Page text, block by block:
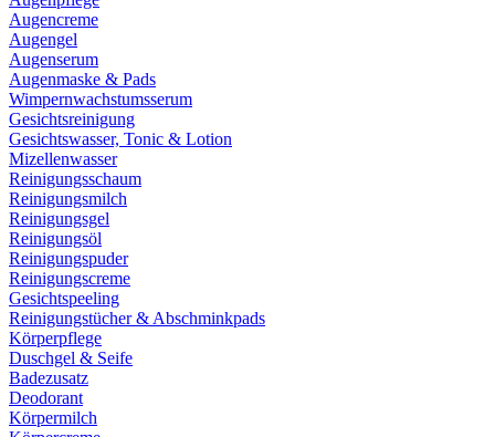
Augencreme
Augengel
Augenserum
Augenmaske & Pads
Wimpernwachstumsserum
Gesichtsreinigung
Gesichtswasser, Tonic & Lotion
Mizellenwasser
Reinigungsschaum
Reinigungsmilch
Reinigungsgel
Reinigungsöl
Reinigungspuder
Reinigungscreme
Gesichtspeeling
Reinigungstücher & Abschminkpads
Körperpflege
Duschgel & Seife
Badezusatz
Deodorant
Körpermilch